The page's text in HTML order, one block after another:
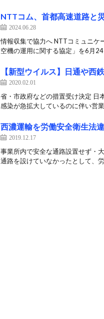
NTTコム、首都高速道路と
2024.06.28
情報収集で協力へ NTTコミュニケ
空機の運用に関する協定」を6月
【新型ウイルス】日通や西
2020.02.01
省・市政府などの措置受け決定 日
感染が急拡大しているのに伴い営
西濃運輸を労働安全衛生法
2019.12.17
事業所内で安全な通路設置せず・
通路を設けていなかったとして、